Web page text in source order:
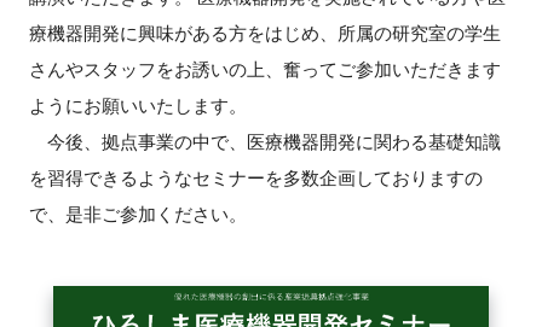
療機器開発に興味がある方をはじめ、所属の研究室の学生
さんやスタッフをお誘いの上、奮ってご参加いただきます
ようにお願いいたします。
今後、拠点事業の中で、医療機器開発に関わる基礎知識
を習得できるようなセミナーを多数企画しておりますの
で、是非ご参加ください。